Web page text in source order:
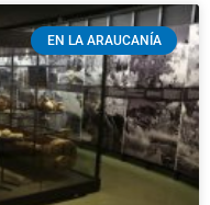
EN LA ARAUCANÍA